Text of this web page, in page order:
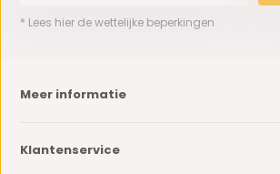
* Lees hier de wettelijke beperkingen
Meer informatie
Klantenservice